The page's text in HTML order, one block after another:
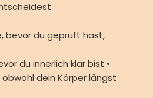
bevor du geprüft hast,
du innerlich klar bist •
dein Körper längst